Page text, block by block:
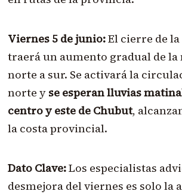
Viernes 5 de junio:El cierre de
traerá un aumento gradual de la
norte a sur. Se activará la
norte y se esperan lluvias
centro y este de Chubut,
la costa provincial.
Dato Clave:Los especialistas
desmejora del viernes es solo la